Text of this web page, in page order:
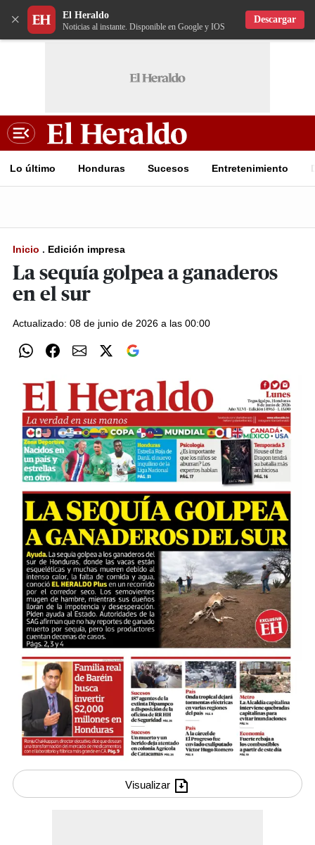
× El Heraldo
Noticias al instante. Disponible en Google y IOS
Descargar
Lo último Honduras Sucesos Entretenimiento
Inicio . Edición impresa
La sequía golpea a ganaderos
en el sur
Actualizado: 08 de junio de 2026 a las 00:00
Visualizar